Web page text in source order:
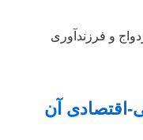
و فرزندآوری